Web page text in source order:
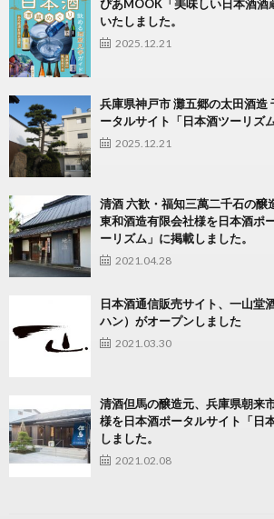
ぴあMOOK「美味しい日本酒酒
いたしました。
2025.12.21
兵庫県神戸市 灘五郷の太田酒造
ータルサイト「日本酒ツーリズ
2025.12.21
清酒 六歓・福知三萬二千石の醸
東和酒造有限会社様を日本酒ポ
ーリズム」に掲載しました。
2021.04.28
日本酒通信販売サイト、一山堂
ハン）がオープンしました
2021.03.30
清酒但馬の醸造元、兵庫県朝来
様を日本酒ポータルサイト「日
しました。
2021.02.08